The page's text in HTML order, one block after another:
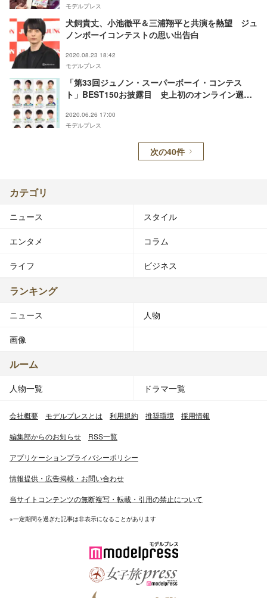
モデルプレス
犬飼貴丈、小池徹平＆三浦翔平と共演を熱望 ジュ
ノンボーイコンテストの思い出告白
2020.08.23 18:42
モデルプレス
「第33回ジュノン・スーパーボーイ・コンテス
ト」BEST150お披露目 史上初のオンライン選考
2020.06.26 17:00
モデルプレス
次の40件
カテゴリ
ニュース スタイル
エンタメ コラム
ライフ ビジネス
ランキング
ニュース 人物
画像
ルーム
人物一覧 ドラマ一覧
会社概要 モデルプレスとは 利用規約 推奨環境 採用情報
編集部からのお知らせ RSS一覧
アプリケーションプライバシーポリシー
情報提供・広告掲載・お問い合わせ
当サイトコンテンツの無断複写・転載・引用の禁止について
※一定期間を過ぎた記事は非表示になることがあります